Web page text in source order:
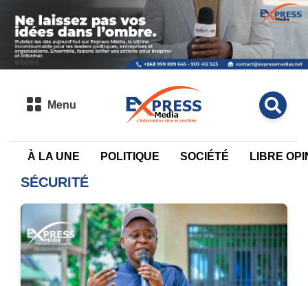
Menu
À LA UNE POLITIQUE SOCIÉTÉ LIBRE
SÉCURITÉ